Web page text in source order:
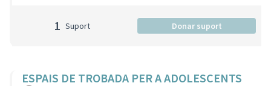
1 Suport Donar suport
ESPAIS DE TROBADA PER A ADOLESCENTS